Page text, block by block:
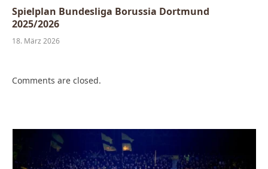
Spielplan Bundesliga Borussia Dortmund
2025/2026
18. März 2026
Comments are closed.